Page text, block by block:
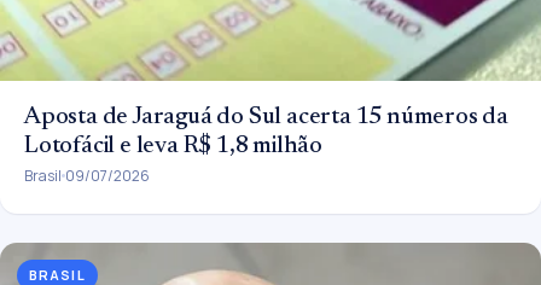
Aposta de Jaraguá do Sul acerta 15 números da
Lotofácil e leva R$ 1,8 milhão
Brasil 09/07/2026
BRASIL